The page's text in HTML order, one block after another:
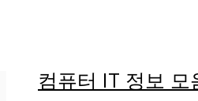
컴퓨터 IT 정보 모